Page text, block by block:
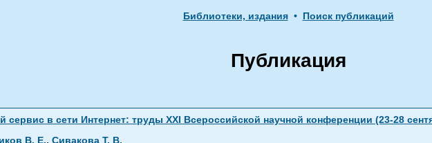
Библиотеки, издания • Поиск публикаций
Публикация
в сети Интернет: труды XXI Всероссийской научной конференции (23-28
В. Е., Сивакова Т. В.